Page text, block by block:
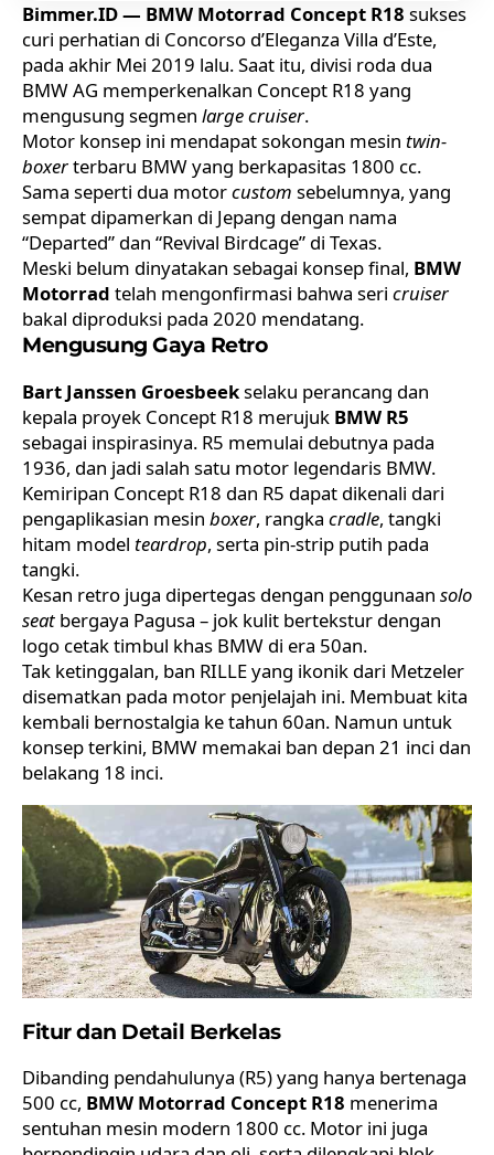
Bimmer.ID — BMW Motorrad Concept R18 sukses
curi perhatian di Concorso d’Eleganza Villa d’Este,
pada akhir Mei 2019 lalu. Saat itu, divisi roda dua
BMW AG memperkenalkan Concept R18 yang
mengusung segmen large cruiser.
Motor konsep ini mendapat sokongan mesin twin-
boxerterbaru BMW yang berkapasitas 1800 cc.
Sama seperti dua motorcustom sebelumnya, yang
sempat dipamerkan di Jepang dengan nama
“Departed” dan “Revival Birdcage” di Texas.
Meski belum dinyatakan sebagai konsep final, BMW
Motorrad telah mengonfirmasi bahwa seri cruiser
bakal diproduksi pada 2020 mendatang.
Mengusung Gaya Retro
Bart Janssen Groesbeekselaku perancang dan
kepala proyek Concept R18 merujuk BMW R5
sebagai inspirasinya. R5 memulai debutnya pada
1936, dan jadi salah satu motor legendaris BMW.
Kemiripan Concept R18 dan R5 dapat dikenali dari
pengaplikasian mesin boxer, rangka cradle, tangki
hitam model teardrop, serta pin-strip putih pada
tangki.
Kesan retro juga dipertegas dengan penggunaan solo
seat bergaya Pagusa – jok kulit bertekstur dengan
logo cetak timbul khas BMW di era 50an.
Tak ketinggalan, ban RILLE yang ikonik dari Metzeler
disematkan pada motor penjelajah ini. Membuat kita
kembali bernostalgia ke tahun 60an. Namun untuk
konsep terkini, BMW memakai ban depan 21 inci dan
belakang 18 inci.
Fitur dan Detail Berkelas
Dibanding pendahulunya (R5) yang hanya bertenaga
500 cc, BMW Motorrad Concept R18 menerima
sentuhan mesin modern 1800 cc. Motor ini juga